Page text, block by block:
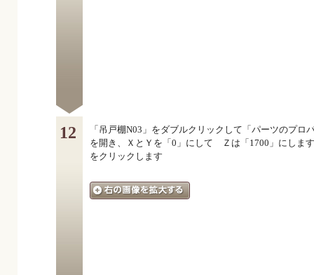
12
「吊戸棚N03」をダブルクリックして「パーツのプロ
を開き、ＸとＹを「0」にして Ｚは「1700」にしま
をクリックします